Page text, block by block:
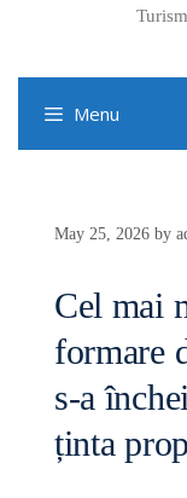
Menu
May 25, 2026 by
Cel mai
formare
s-a
ținta